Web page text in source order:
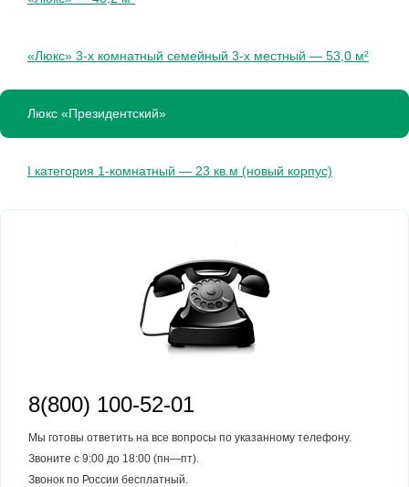
«Люкс» 3-х комнатный семейный 3-х местный — 53,0 м²
Люкс «Президентский»
I категория 1-комнатный — 23 кв.м (новый корпус)
8(800) 100-52-01
Мы готовы ответить на все вопросы по указанному телефону.
Звоните с 9:00 до 18:00 (пн—пт).
Звонок по России бесплатный.